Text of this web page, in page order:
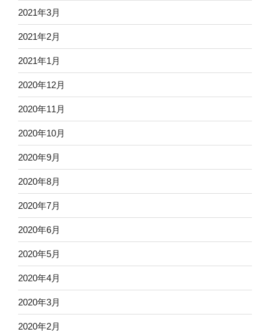
2021年3月
2021年2月
2021年1月
2020年12月
2020年11月
2020年10月
2020年9月
2020年8月
2020年7月
2020年6月
2020年5月
2020年4月
2020年3月
2020年2月